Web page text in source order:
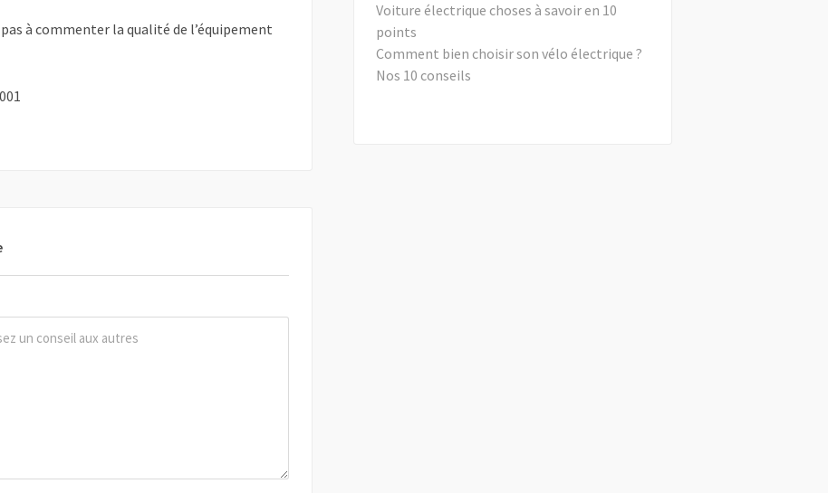
à commenter la qualité de l’équipement
Voiture électrique choses à savoir en 10
points
Comment bien choisir son vélo électrique ?
Nos 10 conseils